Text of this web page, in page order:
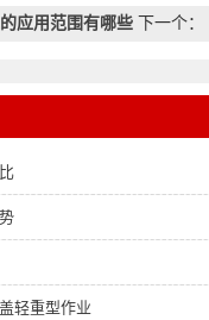
应用范围有哪些 下一个：
轻重型作业